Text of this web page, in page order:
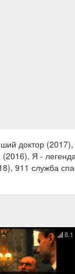
доктор
Я -
911 служба
8.1